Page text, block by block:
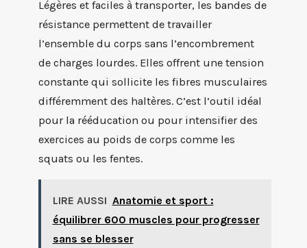
Légères et faciles à transporter, les bandes de
résistance permettent de travailler
l’ensemble du corps sans l’encombrement
de charges lourdes. Elles offrent une tension
constante qui sollicite les fibres musculaires
différemment des haltères. C’est l’outil idéal
pour la rééducation ou pour intensifier des
exercices au poids de corps comme les
squats ou les fentes.
LIRE AUSSI Anatomie et sport :
équilibrer 600 muscles pour progresser
sans se blesser